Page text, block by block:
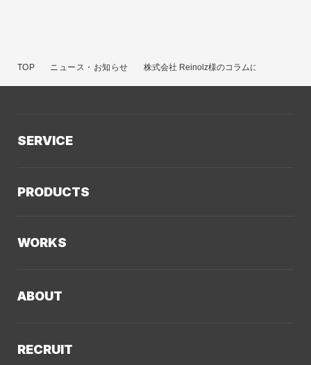
TOP ニュース・お知らせ 株式会社 Reinolz様のコラムにてクーシーが
SERVICE
Web制作
デザイン・ブランディング
システム開発・DX支援
PRODUCTS
LLMO／AIO／GEO診断
WORKS
ABOUT
RECRUIT